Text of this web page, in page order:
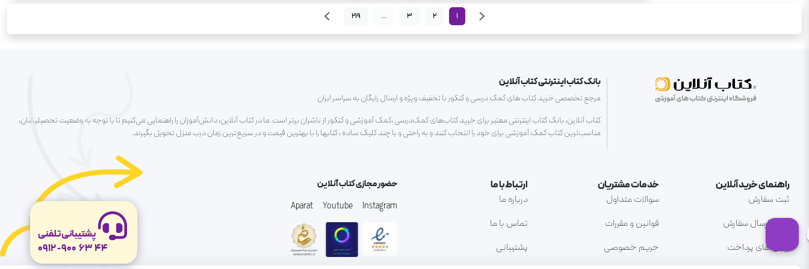
1
2
3
...
219
پشتیبانی تلفنی
0912-900 6344
بانک کتاب اینترنتی کتاب آنلاین
مرجع تخصصی خرید کتاب های کمک درسی و کنکور با تخفیف ویژه و ارسال رایگان به سراسر ایران
کتاب آنلاین، بانک کتاب اینترنتی معتبر برای خرید کتاب‌های کمک‌درسی ،کمک آموزشی و کنکور از ناشران برتر است.ما در کتاب آنلاین، دانش‌آموزان را راهنمایی می‌کنیم تا با توجه به وضعیت تحصیلیشان،
مناسب‌ترین کتاب کمک آموزشی برای خود را انتخاب کنند و به راحتی و با چند کلیک ساده ، کتابها را با بهترین قیمت و در سریع‌ترین زمان درب منزل تحویل بگیرند.
راهنمای خرید آنلاین
ثبت سفارش
نحوه ارسال سفارش
روش های پرداخت
خدمات مشتریان
سوالات متداول
قوانین و مقررات
حریم خصوصی
ارتباط با ما
درباره ما
تماس با ما
پشتیبانی
حضور مجازی کتاب آنلاین
Instagram
Youtube
Aparat